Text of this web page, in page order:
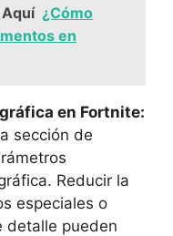
¿Cómo
en
en Fortnite:
sección de
Reducir la
especiales o
detalle pueden